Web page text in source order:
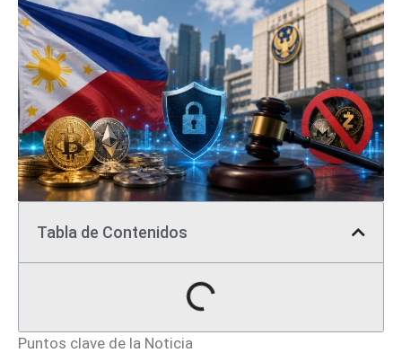
Tabla de Contenidos
Puntos clave de la Noticia